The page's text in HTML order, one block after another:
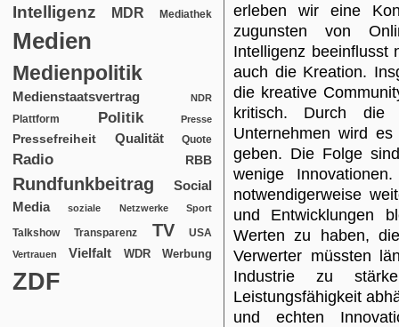
Intelligenz
MDR Mediathek
Medien
Medienpolitik
Medienstaatsvertrag NDR
Plattform Politik Presse
Pressefreiheit Qualität Quote
Radio RBB
Rundfunkbeitrag
Social
Media
soziale Netzwerke Sport
Talkshow Transparenz TV USA
Vertrauen Vielfalt WDR Werbung
ZDF
erleben wir eine
zugunsten von
Intelligenz beeinflusst
auch die Kreation.
die kreative
kritisch. Durch die
Unternehmen wird
geben. Die Folge
wenige
notwendigerweise
und Entwicklungen
Werten zu haben,
Verwerter müssten
Industrie zu
Leistungsfähigkeit
und echten